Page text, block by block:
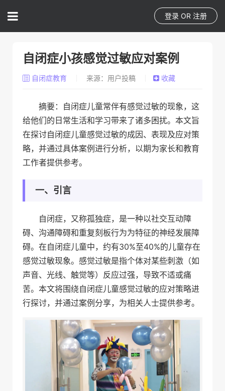
登录 OR 注册
自闭症小孩感觉过敏应对案例
自闭症教育 来源：用户投稿 收藏
摘要：自闭症儿童常伴有感觉过敏的现象，这
给他们的日常生活和学习带来了诸多困扰。本文旨
在探讨自闭症儿童感觉过敏的成因、表现及应对策
略，并通过具体案例进行分析，以期为家长和教育
工作者提供参考。
一、引言
自闭症，又称孤独症，是一种以社交互动障
碍、沟通障碍和重复刻板行为为特征的神经发展障
碍。在自闭症儿童中，约有30%至40%的儿童存在
感觉过敏现象。感觉过敏是指个体对某些刺激（如
声音、光线、触觉等）反应过强，导致不适或痛
苦。本文将围绕自闭症儿童感觉过敏的应对策略进
行探讨，并通过案例分享，为相关人士提供参考。